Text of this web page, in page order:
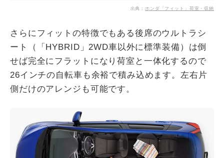
出典：ホンダ「フィット」荷室・収納
さらにフィットの特徴でもある後席のウルトラシ
ート（「HYBRID」2WD車以外に標準装備）は倒
せば完全にフラットになり荷室と一体化するので
26インチの自転車も余裕で積み込めます。左右片
側だけのアレンジも可能です。